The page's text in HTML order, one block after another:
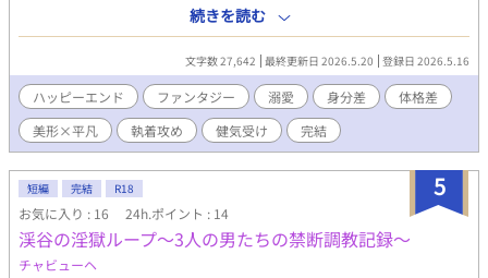
上で鍛えたしなやかな筋肉と、脱毛済みの小麦肌が自慢。 性格:
欲望に忠実な「戦略的ワンコ」。実は過去の失恋から寂しがり
屋。理想の兄貴に可愛がられるため、知性をドロドロに溶かして
尽くす。 将人 体格: 肩幅の広いバレーボールのような筋肉の
塊。極太巨根と圧倒的パワーを誇るドSなアニキ。 健太 体格:
20cmを超える「最長」の武器を持つ、スリムで美麗なスリ筋体
型。 役割: 包茎フェチ。拓磨のトラウマを極上の価値に変え、言
葉とテクニックで攻める知略型アニキ。
続けるリゲル王子のお世話係。 人見知りのラナは、「相手が眠っ
ている」という安心感から、王子に日頃の鬱憤や愚痴をこぼして
しまう。 しかし、その悪口は、すべて王子に聞こえていたのだ。
その見事な毒舌ぶりに興味を抱いた王子は、ラナの夢の中へ介
入。夢の中で交流が始まり、ラナは徐々に王子に惹かれていっ
た。 そんなある日、お姫様から「王子の精液を持ち帰れ」という
命令がラナへ下される。王子を道具のように扱う命令に葛藤しな
がらも、ラナは背徳的な行為に手を染めてしまう。罪悪感に苛ま
れたラナは、書き置きを残して逃げ出してしまい、それを知った
王子は—— ※本編完結済 番外編更新中
続きを読む
文字数 27,642 最終更新日 2026.5.20 登録日 2026.5.16
ハッピーエンド ファンタジー 溺愛 身分差
体格差
美形×平凡
執着攻め 健気受け 完結
5
短編 完結 R18
お気に入り : 16 24h.ポイント : 14
渓谷の淫獄ループ～3人の男たちの禁断調教記録～
チャビューヘ